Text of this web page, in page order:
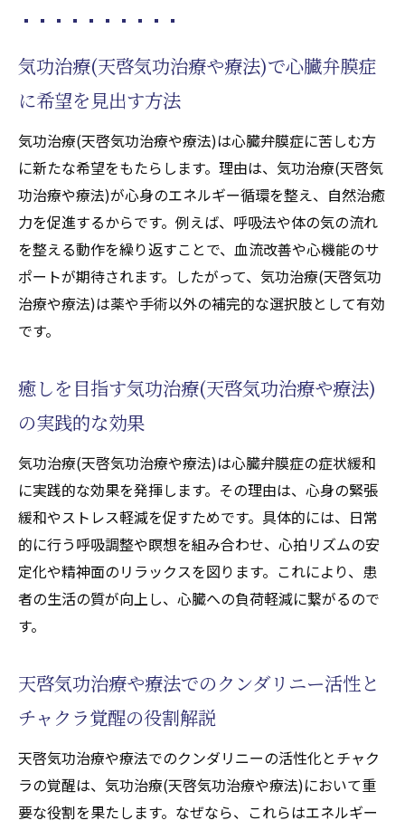
や療法)の受け方
気功治療(天啓気功治療や療法)による寛解へ
天啓気功治療や療法で活性化するクンダリニー
覚醒が導く癒しの体験とは
天啓気功治療や療法で活性化するクンダリ
ニー覚醒と気功治療(天啓気功治療や療法)の
深い関係性
気功治療(天啓気功治療や療法)で得られる癒
活性化するクンダリニーの影響
癒しを促す天啓気功治療や療法で活性化す
天啓気功治療や療法で活性化するクンダリ
ニー覚醒時の注意点と効果実感
体験談から学ぶ気功治療(天啓気功治療や療
法)の可能性
天啓気功治療や療法でのチャクラ活性化による
気功治療(天啓気功治療や療法)の相乗効果
心臓弁膜症に寄与する天啓気功治療や療法
で活性化するチャクラの働き
癒しのための天啓気功治療や療法で活性化
するチャクラバランス調整法
気功治療(天啓気功治療や療法)で感じる症状
気功治療(天啓気功治療や療法)で心臓弁膜症
に希望を見出す方法
気功治療(天啓気功治療や療法)は心臓弁膜症に苦しむ方
に新たな希望をもたらします。理由は、気功治療(天啓気
功治療や療法)が心身のエネルギー循環を整え、自然治癒
力を促進するからです。例えば、呼吸法や体の気の流れ
を整える動作を繰り返すことで、血流改善や心機能のサ
ポートが期待されます。したがって、気功治療(天啓気功
治療や療法)は薬や手術以外の補完的な選択肢として有効
です。
癒しを目指す気功治療(天啓気功治療や療法)
の実践的な効果
気功治療(天啓気功治療や療法)は心臓弁膜症の症状緩和
に実践的な効果を発揮します。その理由は、心身の緊張
緩和やストレス軽減を促すためです。具体的には、日常
的に行う呼吸調整や瞑想を組み合わせ、心拍リズムの安
定化や精神面のリラックスを図ります。これにより、患
者の生活の質が向上し、心臓への負荷軽減に繋がるので
す。
天啓気功治療や療法でのクンダリニー活性と
チャクラ覚醒の役割解説
天啓気功治療や療法でのクンダリニーの活性化とチャク
ラの覚醒は、気功治療(天啓気功治療や療法)において重
要な役割を果たします。なぜなら、これらはエネルギー